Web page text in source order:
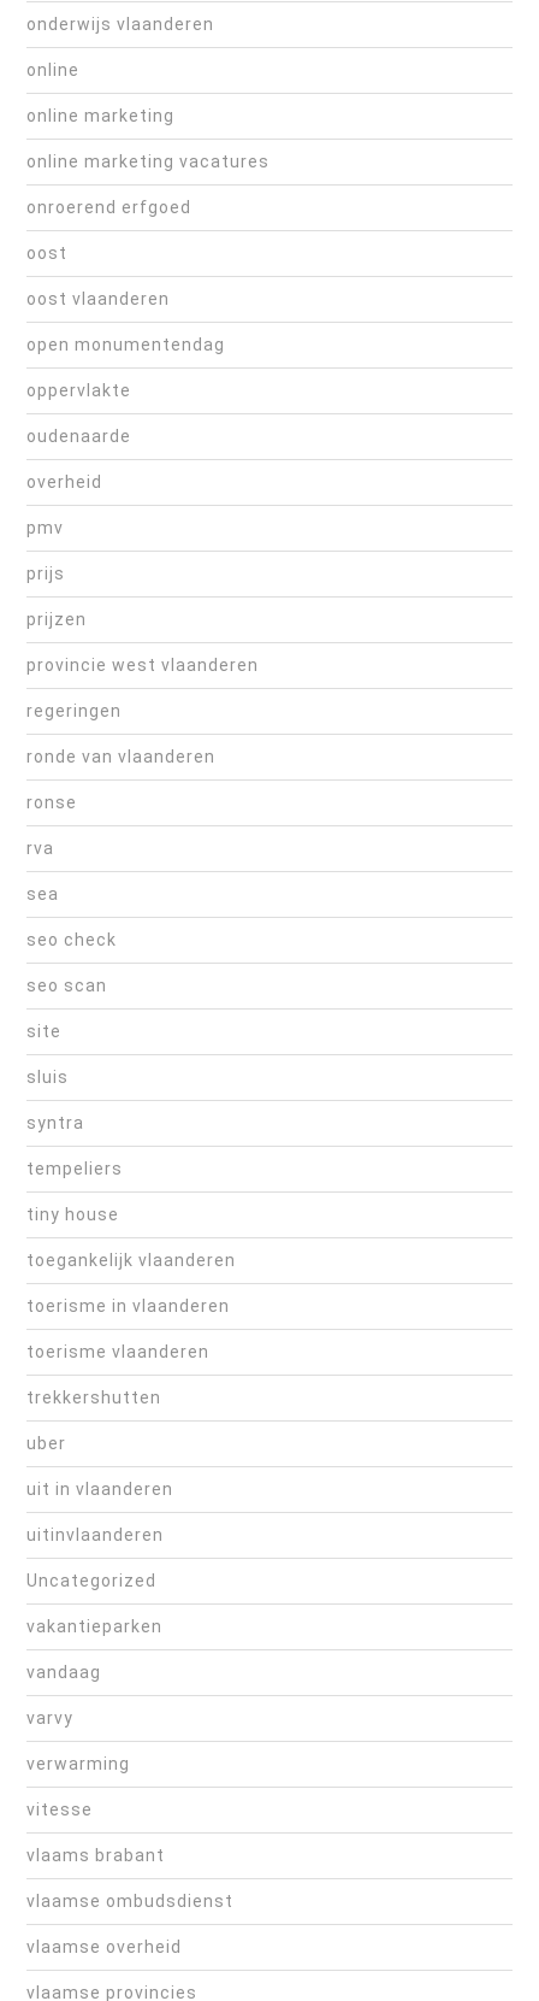
onderwijs vlaanderen
online
online marketing
online marketing vacatures
onroerend erfgoed
oost
oost vlaanderen
open monumentendag
oppervlakte
oudenaarde
overheid
pmv
prijs
prijzen
provincie west vlaanderen
regeringen
ronde van vlaanderen
ronse
rva
sea
seo check
seo scan
site
sluis
syntra
tempeliers
tiny house
toegankelijk vlaanderen
toerisme in vlaanderen
toerisme vlaanderen
trekkershutten
uber
uit in vlaanderen
uitinvlaanderen
Uncategorized
vakantieparken
vandaag
varvy
verwarming
vitesse
vlaams brabant
vlaamse ombudsdienst
vlaamse overheid
vlaamse provincies